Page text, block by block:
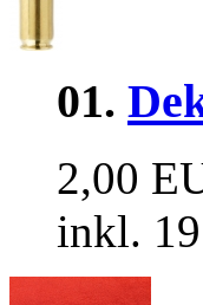
01.
2,00
inkl.